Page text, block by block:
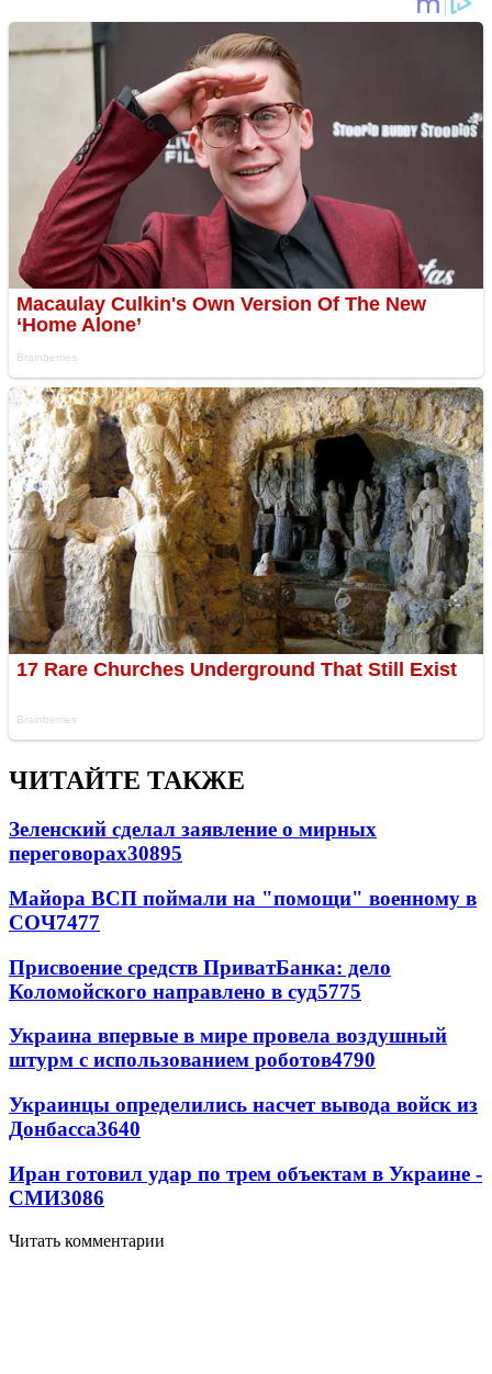
ЧИТАЙТЕ ТАКЖЕ
Зеленский сделал заявление о мирных
переговорах30895
Майора ВСП поймали на "помощи" военному в
СОЧ7477
Присвоение средств ПриватБанка: дело
Коломойского направлено в суд5775
Украина впервые в мире провела воздушный
штурм с использованием роботов4790
Украинцы определились насчет вывода войск из
Донбасса3640
Иран готовил удар по трем объектам в Украине -
СМИ3086
Читать комментарии